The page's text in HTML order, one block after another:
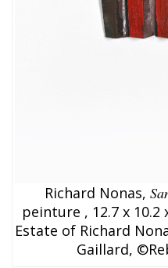
Richard Nonas,
peinture , 12.7 x 10.2
Estate of Richard
Gaillard,